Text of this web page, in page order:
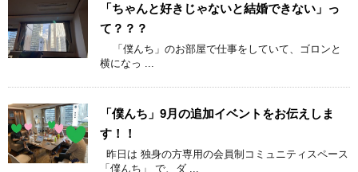
「ちゃんと好きじゃないと結婚できない」っ
て？？？
「僕んち」のお部屋で仕事をしていて、ゴロンと
横になっ ...
「僕んち」9月の追加イベントをお伝えしま
す！！
昨日は 独身の方専用の会員制コミュニティスペース
「僕んち」 で、ダ ...